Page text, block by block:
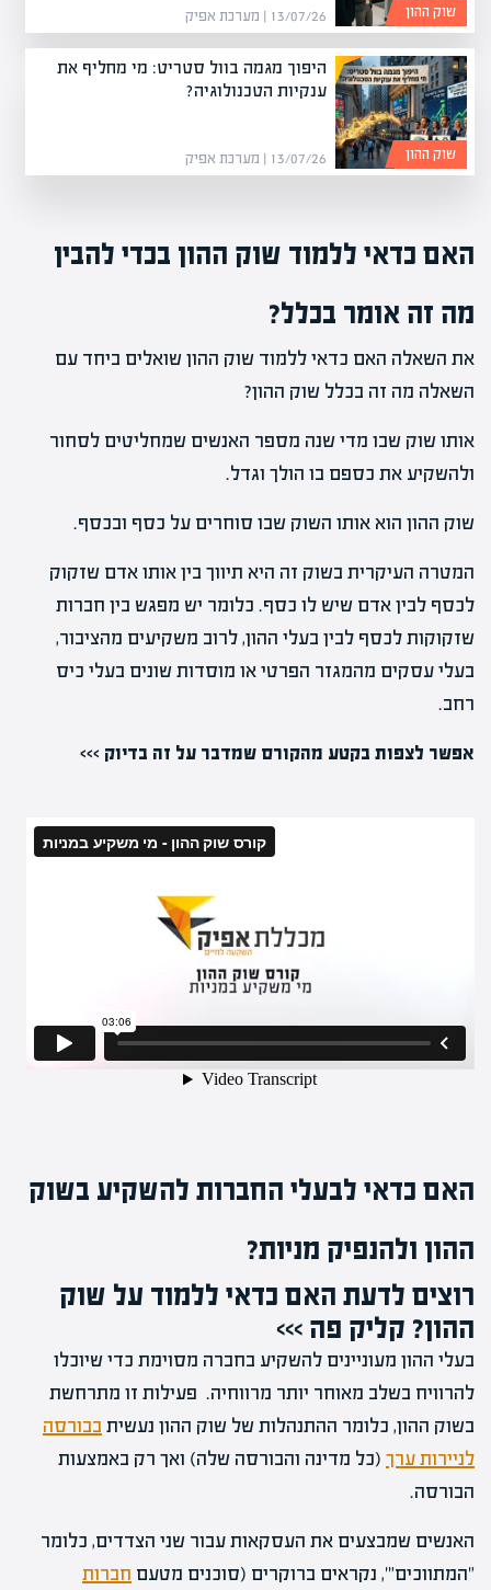
13/07/26 | מערכת אפיק שוק ההון
היפוך מגמה בוול סטריט: מי מחליף את
ענקיות הטכנולוגיה?
13/07/26 | מערכת אפיק שוק ההון
האם כדאי ללמוד שוק ההון בכדי להבין
מה זה אומר בכלל?
את השאלה האם כדאי ללמוד שוק ההון שואלים ביחד עם
השאלה מה זה בכלל שוק ההון?
אותו שוק שבו מדי שנה מספר האנשים שמחליטים לסחור
ולהשקיע את כספם בו הולך וגדל.
שוק ההון הוא אותו השוק שבו סוחרים על כסף ובכסף.
המטרה העיקרית בשוק זה היא תיווך בין אותו אדם שזקוק
לכסף לבין אדם שיש לו כסף. כלומר יש מפגש בין חברות
שזקוקות לכסף לבין בעלי ההון, לרוב משקיעים מהציבור,
בעלי עסקים מהמגזר הפרטי או מוסדות שונים בעלי כיס
רחב.
אפשר לצפות בקטע מהקורס שמדבר על זה בדיוק >>>
האם כדאי לבעלי החברות להשקיע בשוק
ההון ולהנפיק מניות?
רוצים לדעת האם כדאי ללמוד על שוק
ההון? קליק פה >>>
בעלי ההון מעוניינים להשקיע בחברה מסוימת כדי שיוכלו
להרוויח בשלב מאוחר יותר מרווחיה. פעילות זו מתרחשת
בשוק ההון, כלומר ההתנהלות של שוק ההון נעשית בבורסה
לניירות ערך (כל מדינה והבורסה שלה) ואך רק באמצעות
הבורסה.
האנשים שמבצעים את העסקאות עבור שני הצדדים, כלומר
"המתווכים"', נקראים ברוקרים (סוכנים מטעם חברות